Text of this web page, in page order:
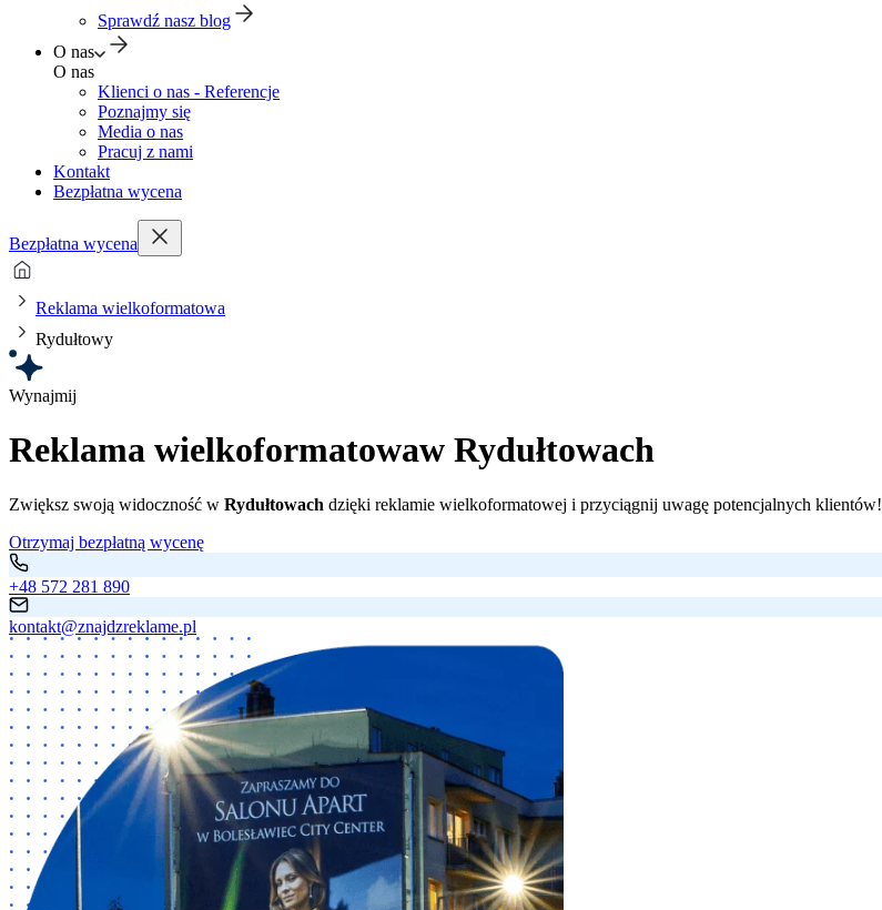
Sprawdź nasz blog
O nas
O nas
Klienci o nas - Referencje
Poznajmy się
Media o nas
Pracuj z nami
Kontakt
Bezpłatna wycena
Bezpłatna wycena
Reklama wielkoformatowa
Rydułtowy
Wynajmij
Reklama wielkoformatowaw Rydułtowach
Zwiększ swoją widoczność w Rydułtowach dzięki reklamie wielkoformatowej i przyciągnij uwagę potencjalnych klientów!
Otrzymaj bezpłatną wycenę
+48 572 281 890
kontakt@znajdzreklame.pl